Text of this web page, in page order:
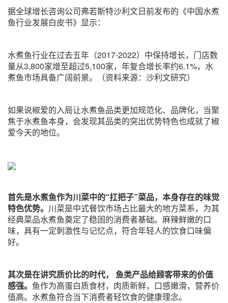
据全球增长咨询公司弗若斯特沙利文日前发布的《中国水煮
鱼行业发展白皮书》显示：
水煮鱼行业在过去五年（2017-2022）中保持增长，门店数
量从3,800家增至超过5,100家，年复合增长率约6.1%，水
煮鱼市场具备广阔前景。（资料来源：沙利文研究）
如果说椒爱的入局让水煮鱼品类更加规范化、品牌化，当聚
焦于水煮鱼本身，会发现其品类的突出优势特色也成就了椒
爱今天的地位。
首先是水煮鱼作为川菜中的“扛把子”菜品，本身存在的味觉
特色优势。 川菜是中式餐饮市场占比最大的地方菜系，为其
经典菜品水煮鱼奠定了稳固的消费者基础。麻辣鲜嫩的口
味，具有一定刺激性与记忆点，符合年轻人的饮食口味偏
好。
其次是在讲究质价比的时代， 鱼类产品给顾客带来的价值
感强。 鱼作为高蛋白质食材，肉质新鲜，口感嫩滑，营养价
值高。水煮鱼符合当下消费者轻饮食的健康理念。